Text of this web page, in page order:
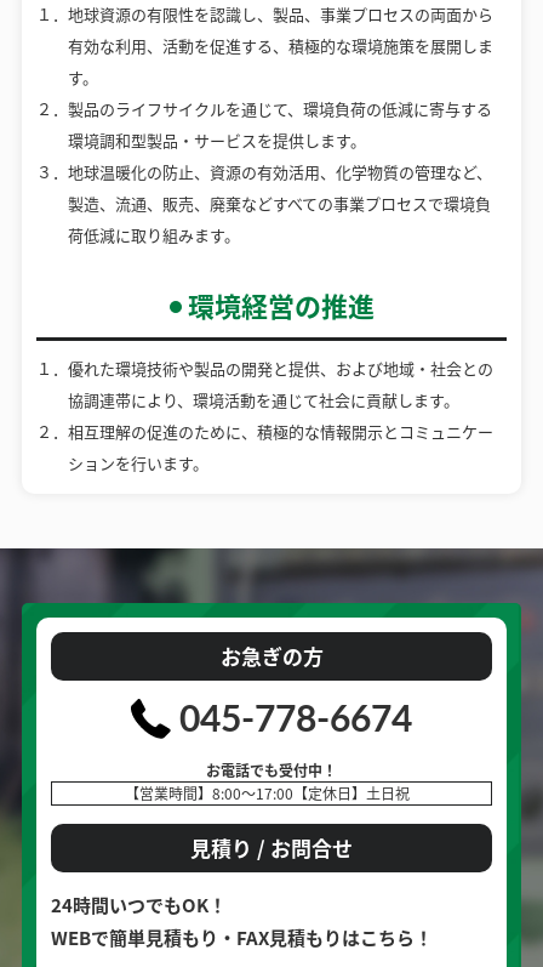
１．地球資源の有限性を認識し、製品、事業プロセスの両面から
有効な利用、活動を促進する、積極的な環境施策を展開しま
す。
２．製品のライフサイクルを通じて、環境負荷の低減に寄与する
環境調和型製品・サービスを提供します。
３．地球温暖化の防止、資源の有効活用、化学物質の管理など、
製造、流通、販売、廃棄などすべての事業プロセスで環境負
荷低減に取り組みます。
環境経営の推進
１．優れた環境技術や製品の開発と提供、および地域・社会との
協調連帯により、環境活動を通じて社会に貢献します。
２．相互理解の促進のために、積極的な情報開示とコミュニケー
ションを行います。
お急ぎの方
045-778-6674
お電話でも受付中！
【営業時間】8:00～17:00【定休日】土日祝
見積り / お問合せ
24時間いつでもOK！
WEBで簡単見積もり・FAX見積もりはこちら！